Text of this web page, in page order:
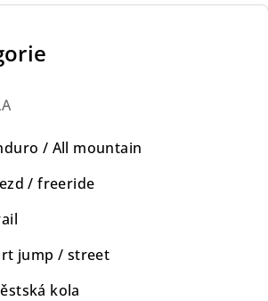
/ All mountain
/ freeride
jump / street
kola